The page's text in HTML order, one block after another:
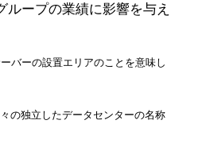
ループの業績に影響を与え
ーバーの設置エリアのことを意味し
独立したデータセンターの名称